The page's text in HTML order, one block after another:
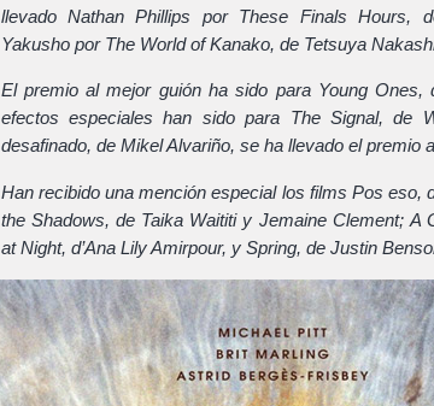
llevado Nathan Phillips por These Finals Hours,
Yakusho por The World of Kanako, de Tetsuya
El premio al mejor guión ha sido para Young Ones,
efectos especiales han sido para The Signal, de
desafinado, de Mikel Alvariño, se ha llevado el premio
Han recibido una mención especial los films Pos eso,
the Shadows, de Taika Waititi y Jemaine Clement; A
at Night, d’Ana Lily Amirpour, y Spring, de Justin